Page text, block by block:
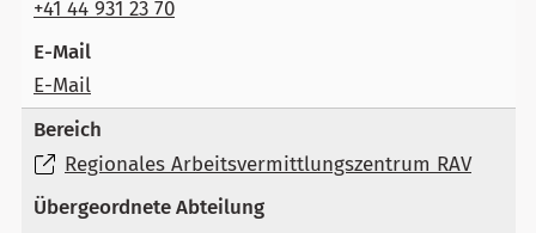
+41 44 931 23 70
E-Mail
Regionales Arbeitsvermittlungszentrum RAV